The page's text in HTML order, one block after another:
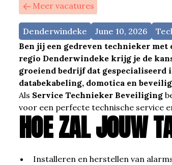
Meer vacatures
Denderwindeke June 10, 2026
Ben jij een gedreven technieker
regio Denderwindeke krijg je de
groeiend bedrijf dat
databekabeling, domotica en
Als Service Technieker Beveiliging
voor een perfecte technische service
HOE ZAL JOUW
Installeren en herstellen van